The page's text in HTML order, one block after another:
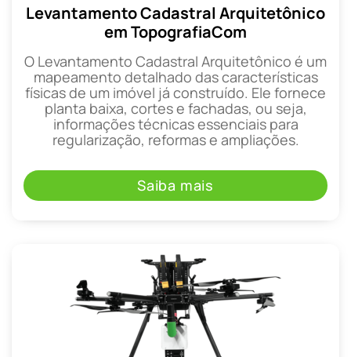
Levantamento Cadastral Arquitetônico
em TopografiaCom
O Levantamento Cadastral Arquitetônico é um
mapeamento detalhado das características
físicas de um imóvel já construído. Ele fornece
planta baixa, cortes e fachadas, ou seja,
informações técnicas essenciais para
regularização, reformas e ampliações.
Saiba mais